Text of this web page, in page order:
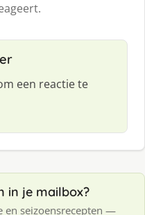
een reactie te
in je mailbox?
en seizoensrecepten —